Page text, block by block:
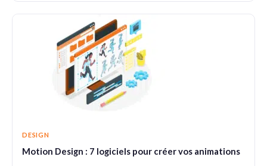
DESIGN
Motion Design : 7 logiciels pour créer vos animations